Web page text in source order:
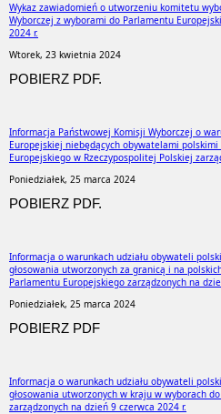
Wykaz zawiadomień o utworzeniu komitetu
Wyborczej z wyborami do Parlamentu
2024 r.
Wtorek, 23 kwietnia 2024
POBIERZ PDF.
Informacja Państwowej Komisji Wyborczej o
Europejskiej niebędących obywatelami
Europejskiego w Rzeczypospolitej Polskiej
Poniedziałek, 25 marca 2024
POBIERZ PDF.
Informacja o warunkach udziału obywateli
głosowania utworzonych za granicą i na
Parlamentu Europejskiego zarządzonych na
Poniedziałek, 25 marca 2024
POBIERZ PDF
Informacja o warunkach udziału obywateli
głosowania utworzonych w kraju w wyborach
zarządzonych na dzień 9 czerwca 2024 r.